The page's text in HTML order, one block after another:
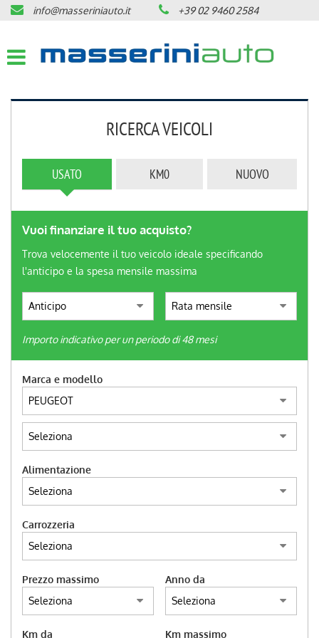
CHI SIAMO
LISTA VEICOLI
NOLEGGIO LUNGO TERMINE
SERVIZI
ASSISTENZA
VIRTUAL TOUR
NEWS
AREA COMMERCIANTI
info@masseriniauto.it +39 02 9460 2584
RICERCA VEICOLI
USATO KM0 NUOVO
Vuoi finanziare il tuo acquisto?
Trova velocemente il tuo veicolo ideale specificando
l'anticipo e la spesa mensile massima
Importo indicativo per un periodo di 48 mesi
Marca e modello
Alimentazione
Carrozzeria
Prezzo massimo Anno da
Km da Km massimo
preferenze
di
consente
esprimere
le
tue
preferenze
di
consenso
tecnologie
tracciamento
che
offrire
e
svolgere
le
attività
di
seguito
descritte.
Per
maggiori
sull'utilità
sul